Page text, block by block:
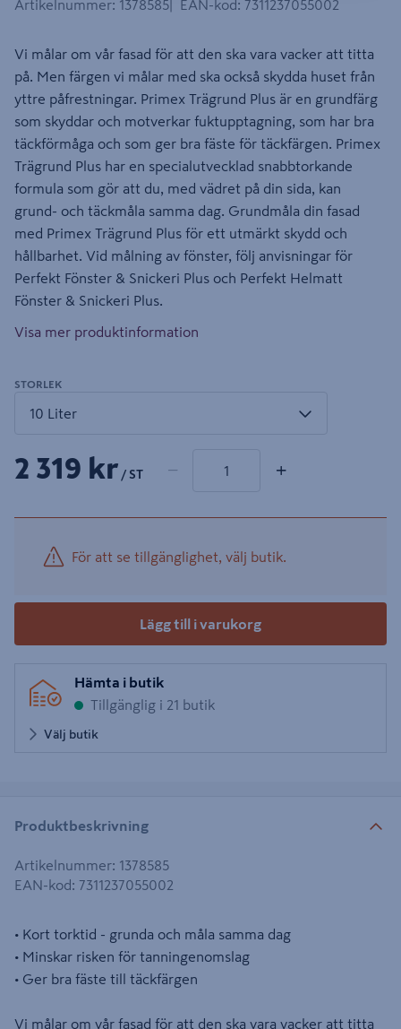
Artikelnummer: 1378585 EAN-kod: 7311237055002
Vi målar om vår fasad för att den ska vara vacker att titta
på. Men färgen vi målar med ska också skydda huset från
yttre påfrestningar. Primex Trägrund Plus är en grundfärg
som skyddar och motverkar fuktupptagning, som har bra
täckförmåga och som ger bra fäste för täckfärgen. Primex
Trägrund Plus har en specialutvecklad snabbtorkande
formula som gör att du, med vädret på din sida, kan
grund- och täckmåla samma dag. Grundmåla din fasad
med Primex Trägrund Plus för ett utmärkt skydd och
hållbarhet. Vid målning av fönster, följ anvisningar för
Perfekt Fönster & Snickeri Plus och Perfekt Helmatt
Fönster & Snickeri Plus.
Visa mer produktinformation
STORLEK
2 319 kr / ST − +
För att se tillgänglighet, välj butik.
Lägg till i varukorg
Hämta i butik
Tillgänglig i 21 butik
Välj butik
Produktbeskrivning
Artikelnummer: 1378585
EAN-kod: 7311237055002
• Kort torktid - grunda och måla samma dag
• Minskar risken för tanningenomslag
• Ger bra fäste till täckfärgen
Vi målar om vår fasad för att den ska vara vacker att titta